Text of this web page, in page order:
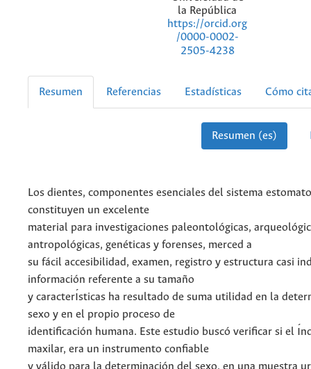
la República
https://orcid.org
/0000-0002-
2505-4238
Resumen Referencias Estadísticas Cómo
Resumen (es)
Los dientes, componentes esenciales del sistema
constituyen un excelente
material para investigaciones paleontológicas,
antropológicas, genéticas y forenses, merced a
su fácil accesibilidad, examen, registro y estructura casi
información referente a su tamaño
y caracterı́sticas ha resultado de suma utilidad en la
sexo y en el propio proceso de
identificación humana. Este estudio buscó verificar si el
maxilar, era un instrumento confiable
y válido para la determinación del sexo, en una muestra